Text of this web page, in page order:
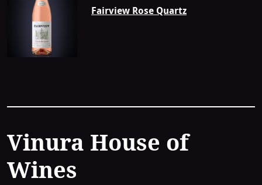
Fairview Rose Quartz
Contact
Vinura House of
Wines